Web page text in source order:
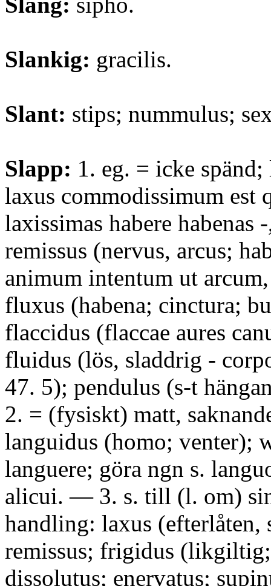
Slankig: gracilis.
Slant: stips; nummulus;
Slapp: 1. eg. = icke
laxus commodissimum est
laxissimas habere habenas
remissus (nervus, arcus;
animum intentum ut
fluxus (habena; cinctura;
flaccidus (flaccae aures
fluidus (lös, sladdrig -
47. 5); pendulus (s-t
2. = (fysiskt) matt,
languidus (homo; venter);
languere; göra ngn s.
alicui. — 3. s. till (l. om)
handling: laxus (efterlåten,
remissus; frigidus
dissolutus; enervatus;